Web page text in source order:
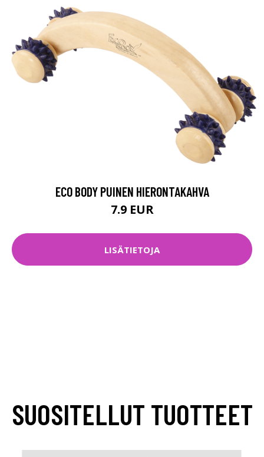
ECO BODY PUINEN HIERONTAKAHVA
7.9 EUR
LISÄTIETOJA
SUOSITELLUT TUOTTEET